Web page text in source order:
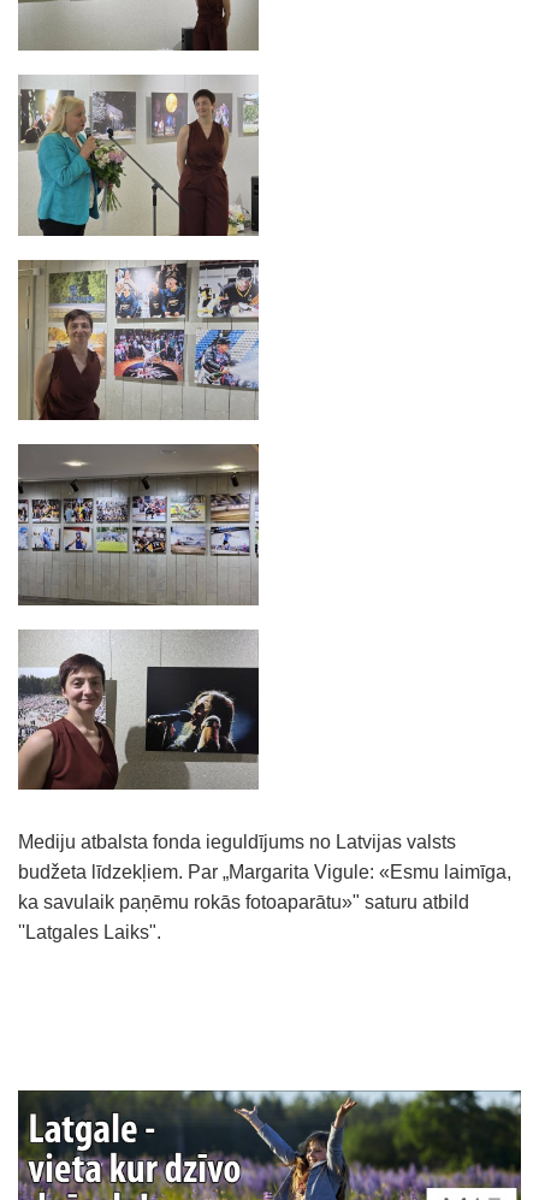
Mediju atbalsta fonda ieguldījums no Latvijas valsts
budžeta līdzekļiem. Par „Margarita Vigule: «Esmu laimīga,
ka savulaik paņēmu rokās fotoaparātu»" saturu atbild
''Latgales Laiks".